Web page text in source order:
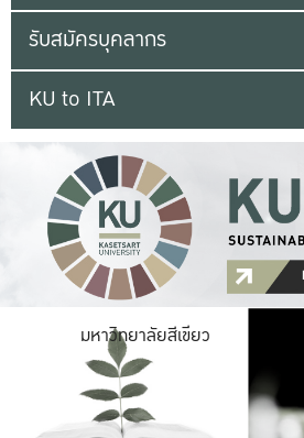
รับสมัครบุคลากร
KU to ITA
มหาวิทยาลัยสีเขียว